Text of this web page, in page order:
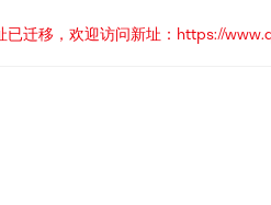
已迁移，欢迎访问新址：https://